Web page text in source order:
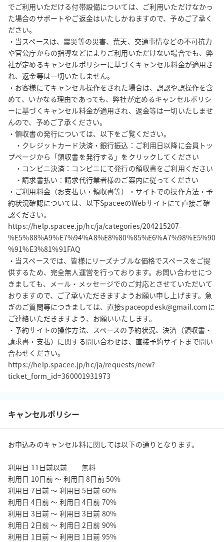
でご利用いただける付帯設備については、ご利用いただけなかっ
た場合のサポートやご返金はいたしかねますので、予めご了承く
ださい。
・当スペースは、震災等の災害、荒天、交通事情などの不可抗力
や官公庁からの指導などによりご利用いただけない場合でも、弊
社が定めるキャンセルポリシーに基づくキャンセル料金が適用さ
れ、返金等は一切いたしません。
・お客様にてキャンセル操作をされた場合は、誤認や誤操作を含
めて、いかなる理由であっても、弊社が定めるキャンセルポリシ
ーに基づくキャンセル料金が適用され、返金等は一切いたしませ
んので、予めご了承ください。
・領収書の発行については、以下をご覧ください。
・クレジットカード決済・銀行振込：ご利用日以降に会員トッ
プページから「領収書を発行する」をクリックしてください
・コンビニ決済：コンビニにて発行の領収書をご利用ください
・請求書払い：請求代行業者様のご案内に従ってください
・ご利用料金（お支払い・領収書等）・サイトでの操作方法・予
約状況確認については、以下SpaceeのWebサイトにて直接ご確
認ください。
https://help.spacee.jp/hc/ja/categories/204215207-
%E5%88%A9%E7%94%A8%E8%80%85%E6%A7%98%E5%90
%91%E3%81%91FAQ
・当スペースでは、皆様にリーズナブルな価格でスペースをご提
供するため、完全無人運営を行っております。お問い合わせにつ
きましても、メール・メッセージでのご対応とさせていただいて
おりますので、ご了承いただきますようお願い申し上げます。急
ぎのご質問等につきましては、直接spaceopdesk@gmail.comに
ご連絡いただきますよう、お願いいたします。
・予約サイトの操作方法、スペースの予約状況、決済（領収書・
請求書・支払）に関する問い合わせは、直接予約サイトまで問い
合わせください。
https://help.spacee.jp/hc/ja/requests/new?
キャンセルポリシー
お申込みのキャンセル料に関しては以下の通りとなります。
利用日 11日前以前         無料
利用日 10日前 ～ 利用日 8日前 50%
利用日 7日前 ～ 利用日 5日前 60%
利用日 4日前 ～ 利用日 4日前 70%
利用日 3日前 ～ 利用日 3日前 80%
利用日 2日前 ～ 利用日 2日前 90%
利用日 1日前 ～ 利用日 1日前 95%